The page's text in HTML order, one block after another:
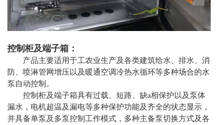
控制柜及端子箱：
产品主要适用于工农业生产及各类建筑给水、排水、消
防、喷淋管网增压以及暖通空调冷热水循环等多种场合的水
泵自动控制。
控制柜及端子箱具有过载、短路、缺a相保护以及泵体
漏水，电机超温及漏电等多种保护功能及齐全的状态显示，
并具备单泵及多泵控制工作模式，多种主备泵切换方式及各